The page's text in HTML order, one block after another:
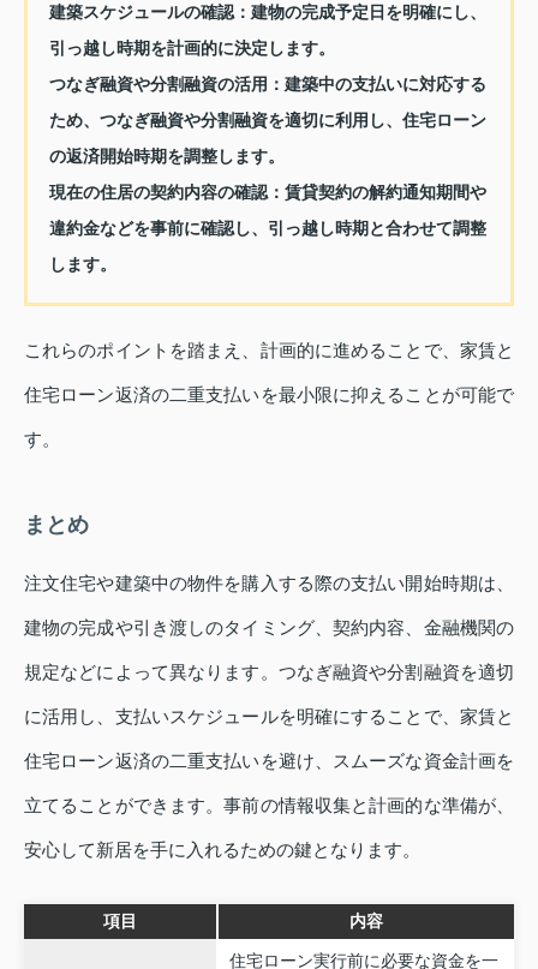
建築スケジュールの確認： 建物の完成予定日を明確にし、
引っ越し時期を計画的に決定します。
つなぎ融資や分割融資の活用： 建築中の支払いに対応する
ため、つなぎ融資や分割融資を適切に利用し、住宅ローン
の返済開始時期を調整します。
現在の住居の契約内容の確認： 賃貸契約の解約通知期間や
違約金などを事前に確認し、引っ越し時期と合わせて調整
します。
これらのポイントを踏まえ、計画的に進めることで、家賃と
住宅ローン返済の二重支払いを最小限に抑えることが可能で
す。
まとめ
注文住宅や建築中の物件を購入する際の支払い開始時期は、
建物の完成や引き渡しのタイミング、契約内容、金融機関の
規定などによって異なります。つなぎ融資や分割融資を適切
に活用し、支払いスケジュールを明確にすることで、家賃と
住宅ローン返済の二重支払いを避け、スムーズな資金計画を
立てることができます。事前の情報収集と計画的な準備が、
安心して新居を手に入れるための鍵となります。
項目 内容
住宅ローン実行前に必要な資金を一